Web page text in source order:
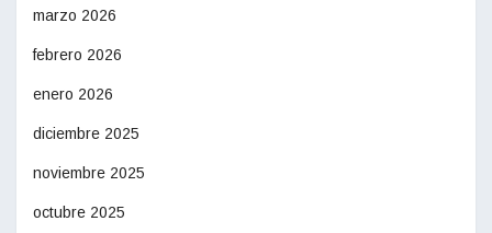
marzo 2026
febrero 2026
enero 2026
diciembre 2025
noviembre 2025
octubre 2025